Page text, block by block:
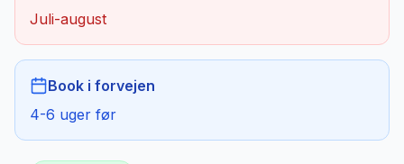
Juli-august
Book i forvejen
4-6 uger før